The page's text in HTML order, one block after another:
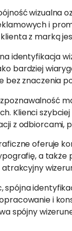
wizualna
i
z marką
identyfikacja
bardziej
bez znaczenia
Klienci szybciej
z odbiorcami,
oferuje
a także
spójna
i
spójny